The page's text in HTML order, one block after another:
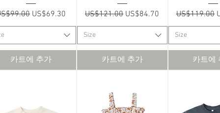
반가 할인가
US$69.30
카트에 추가
일반가
US$121.00 할인가
US$84.70
Size
카트에 추가
일반가
US$119.00
Size
카트에